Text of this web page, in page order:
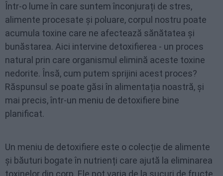
Într-o lume în care suntem înconjurați de stres,
alimente procesate și poluare, corpul nostru poate
acumula toxine care ne afectează sănătatea și
bunăstarea. Aici intervine detoxifierea - un proces
natural prin care organismul elimină aceste toxine
nedorite. Însă, cum putem sprijini acest proces?
Răspunsul se poate găsi în alimentația noastră, și
mai precis, într-un meniu de detoxifiere bine
planificat.
Un meniu de detoxifiere este o colecție de alimente
și băuturi bogate în nutrienți care ajută la eliminarea
toxinelor din corp. Ele pot varia de la sucuri de fructe